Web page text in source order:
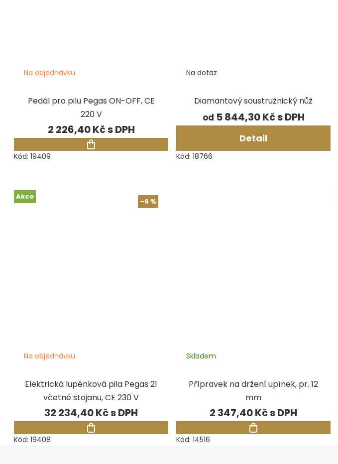
Pedál pro pilu Pegas ON-OFF, CE
220 V
Na objednávku
2 226,40 Kč
Kód: 19409
Diamantový soustružnický nůž
Na dotaz
od 5 844,30 Kč
Detail
Kód: 18766
Akce
–6 %
Elektrická lupénková pila Pegas 21
včetně stojanu, CE 230 V
Na objednávku
32 234,40 Kč
Kód: 19408
Přípravek na držení upínek, pr. 12
mm
Skladem
2 347,40 Kč
Kód: 14516